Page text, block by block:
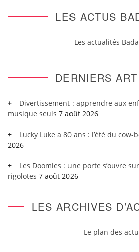
LES ACTUS
Les actualités
DERNIERS
Divertissement : apprendre aux
musique seuls 7 août 2026
Lucky Luke a 80 ans : l’été du
2026
Les Doomies : une porte s’ouvre
rigolotes 7 août 2026
LES ARCHIVES
Le plan des